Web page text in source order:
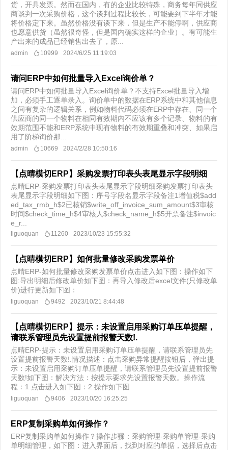
货，开具发票。然而在国内，有的企业比较特殊，商务每年同供应
商谈判一次采购价格，这个谈判过程比较长，可能要到下半年才能
将价格定下来。虽然价格没有谈下来，但是生产不能停啊，供应商
也愿意供货（虽然很奇怪，但是国内确实这样的企业）。有可能生
产出来的成品已经销售出去了，原...
admin 10999 2024/6/25 11:19:03
请问ERP中如何批量导入Excel询价单？
请问ERP中如何批量导入Excel询价单？不支持Excel批量导入增
加，必须手工逐单录入。询价单中的数据在ERP系统中和其他信息
之间有复杂的逻辑关系，例如物料代码必须在ERP中存在、同一个
供应商的同一个物料在相同有效期内不应该有多个记录、物料的有
效期范围不能和ERP系统中现有物料的有效期重叠和冲突、如果启
用了阶梯询价那...
admin 10669 2024/2/28 10:50:16
【点晴模切ERP】采购发票打印表头表尾显示字段明细
点晴ERP-采购发票打印表头表尾显示字段明细采购发票打印表头
表尾显示字段明细如下图：序号字段名显示字段备注1增值税$add
ed_tax_rmb_h$2已核销$write_off_invoice_sum_amount$3审核
时间$check_time_h$4审核人$check_name_h$5开票备注$invoic
e_r...
liguoquan 11260 2023/10/23 15:55:32
【点晴模切ERP】如何批量修改采购发票单价
点晴ERP-如何批量修改采购发票单价点击进入如下图：操作如下
图:导出明细后修改单价如下图：再导入修改后excel文件(只修改单
价)进行更新如下图：
liguoquan 9492 2023/10/21 8:44:48
【点晴模切ERP】提示：未设置启用采购订单压单提醒，
请联系管理员先设置提前报警天数!.
点晴ERP-提示：未设置启用采购订单压单提醒，请联系管理员先
设置提前报警天数!.情况描述：点击采购异常提醒按钮后，弹出提
示：未设置启用采购订单压单提醒，请联系管理员先设置提前报警
天数!如下图：解决方法：按提示要求先设置报警天数。操作流
程：1.点击进入如下图：2.操作如下图
liguoquan 9406 2023/10/20 16:25:25
ERP复制采购单如何操作？
ERP复制采购单如何操作？操作步骤：采购管理-采购单管理-采购
单明细管理，如下图：进入界面后，找到对应的单据，选择后点击